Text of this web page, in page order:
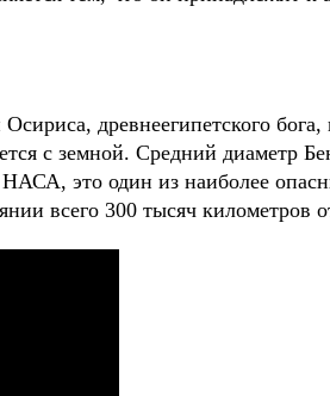
древнеегипетского бога,
с земной. Средний диаметр
это один из наиболее
всего 300 тысяч километров